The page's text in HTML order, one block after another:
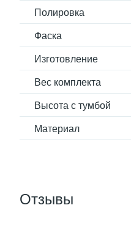
Полировка
Фаска
Изготовление
Вес комплекта
Высота с тумбой
Материал
Отзывы